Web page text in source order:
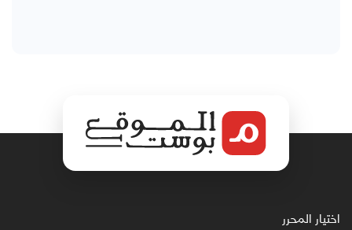
اختيار المحرر